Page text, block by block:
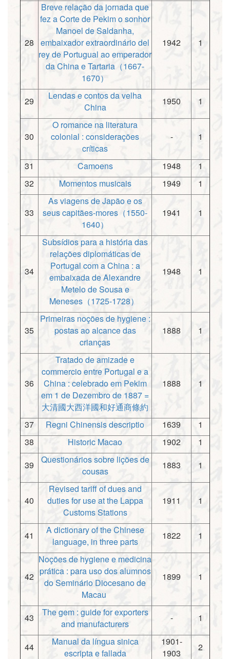
28
Breve relação da jornada que
fez a Corte de Pekim o sonhor
Manoel de Saldanha,
embaixador extraordinário del
rey de Portugual ao emperador
da China e Tartaria（1667-
1670）
1942 1
29
Lendas e contos da velha
China
1950 1
30
O romance na literatura
colonial : considerações
críticas
- 1
31 Camoens 1948
1
32
Momentos musicais 1949 1
33
As viagens de Japão e os
seus capitães-mores（1550-
1640）
1941 1
34
Subsídios para a história das
relações diplomáticas de
Portugal com a China : a
embaixada de Alexandre
Metelo de Sousa e
Meneses（1725-1728）
1948 1
35
Primeiras noções de hygiene :
postas ao alcance das
crianças
1888 1
36
Tratado de amizade e
commercio entre Portugal e a
China : celebrado em Pekim
em 1 de Dezembro de 1887 =
大清國大西洋國和好通商條約
1888 1
37 Regni Chinensis descriptio 1639
1
38
Historic Macao 1902
1
39
Questionários sobre lições de
cousas
1883 1
40
Revised tariff of dues and
duties for use at the Lappa
Customs Stations
1911 1
41
A dictionary of the Chinese
language, in three parts
1822 1
42
Noções de hygiene e medicina
prática : para uso dos alumnos
do Seminário Diocesano de
Macau
1899 1
43
The gem : guide for exporters
and manufacturers
- 1
44
Manual da língua sinica
escripta e fallada
1901-
1903
2